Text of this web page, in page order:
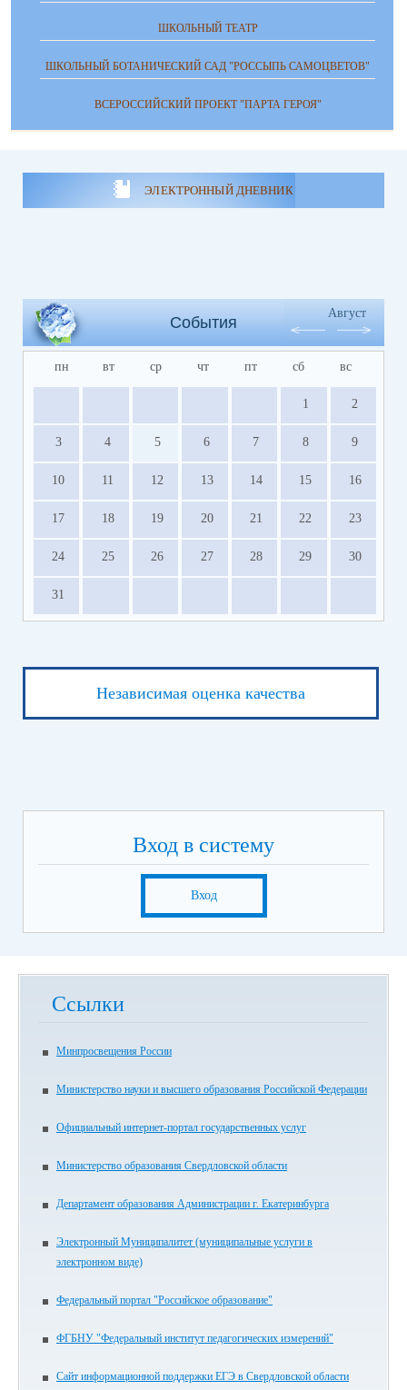
ШКОЛЬНЫЙ ТЕАТР
ШКОЛЬНЫЙ БОТАНИЧЕСКИЙ САД "РОССЫПЬ САМОЦВЕТОВ"
ВСЕРОССИЙСКИЙ ПРОЕКТ "ПАРТА ГЕРОЯ"
ЭЛЕКТРОННЫЙ ДНЕВНИК
События
Август
пн вт ср чт пт сб вс
1 2
3 4 5 6 7 8 9
10 11 12 13 14 15 16
17 18 19 20 21 22 23
24 25 26 27 28 29 30
31
Независимая оценка качества
Вход в систему
Вход
Ссылки
Минпросвещения России
Министерство науки и высшего образования Российской Федерации
Официальный интернет-портал государственных услуг
Министерство образования Свердловской области
Департамент образования Администрации г. Екатеринбурга
Электронный Муниципалитет (муниципальные услуги в
электронном виде)
Федеральный портал "Российское образование"
ФГБНУ "Федеральный институт педагогических измерений"
Сайт информационной поддержки ЕГЭ в Свердловской области